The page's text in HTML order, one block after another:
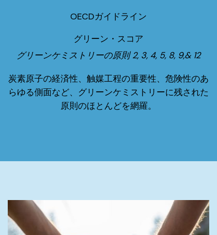
OECDガイドライン
グリーン・スコア
グリーンケミストリーの原則 2, 3, 4, 5, 8, 9,& 12
炭素原子の経済性、触媒工程の重要性、危険性のあ
らゆる側面など、グリーンケミストリーに残された
原則のほとんどを網羅。